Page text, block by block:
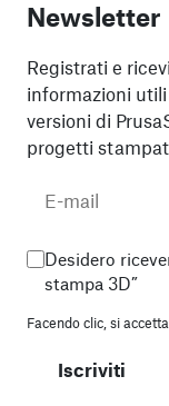
Newsletter
Registrati e
informazioni
versioni di
progetti
Desidero
stampa 3D”
Facendo clic, si
Iscriviti